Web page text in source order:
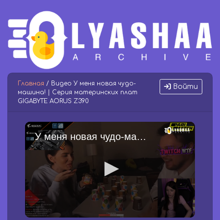
Войти
Главная / Видео У меня новая чудо-
машина! | Серия материнских плат
GIGABYTE AORUS Z390
У меня новая чудо-машина! | Серия материнских плат GIGABYTE AORUS Z390